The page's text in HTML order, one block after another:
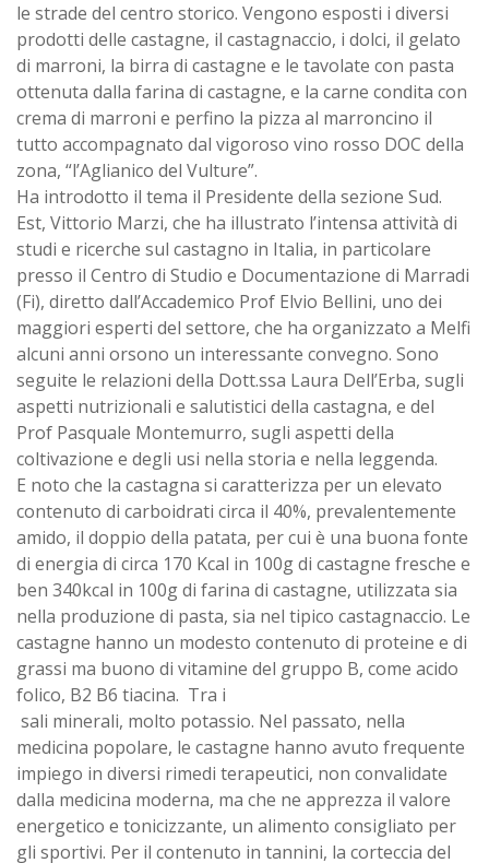
le strade del centro storico. Vengono esposti i diversi
prodotti delle castagne, il castagnaccio, i dolci, il gelato
di marroni, la birra di castagne e le tavolate con pasta
ottenuta dalla farina di castagne, e la carne condita con
crema di marroni e perfino la pizza al marroncino il
tutto accompagnato dal vigoroso vino rosso DOC della
zona, “l’Aglianico del Vulture”.
Ha introdotto il tema il Presidente della sezione Sud.
Est, Vittorio Marzi, che ha illustrato l’intensa attività di
studi e ricerche sul castagno in Italia, in particolare
presso il Centro di Studio e Documentazione di Marradi
(Fi), diretto dall’Accademico Prof Elvio Bellini, uno dei
maggiori esperti del settore, che ha organizzato a Melfi
alcuni anni orsono un interessante convegno. Sono
seguite le relazioni della Dott.ssa Laura Dell’Erba, sugli
aspetti nutrizionali e salutistici della castagna, e del
Prof Pasquale Montemurro, sugli aspetti della
coltivazione e degli usi nella storia e nella leggenda.
E noto che la castagna si caratterizza per un elevato
contenuto di carboidrati circa il 40%, prevalentemente
amido, il doppio della patata, per cui è una buona fonte
di energia di circa 170 Kcal in 100g di castagne fresche e
ben 340kcal in 100g di farina di castagne, utilizzata sia
nella produzione di pasta, sia nel tipico castagnaccio. Le
castagne hanno un modesto contenuto di proteine e di
grassi ma buono di vitamine del gruppo B, come acido
folico, B2 B6 tiacina. Tra i
sali minerali, molto potassio. Nel passato, nella
medicina popolare, le castagne hanno avuto frequente
impiego in diversi rimedi terapeutici, non convalidate
dalla medicina moderna, ma che ne apprezza il valore
energetico e tonicizzante, un alimento consigliato per
gli sportivi. Per il contenuto in tannini, la corteccia del